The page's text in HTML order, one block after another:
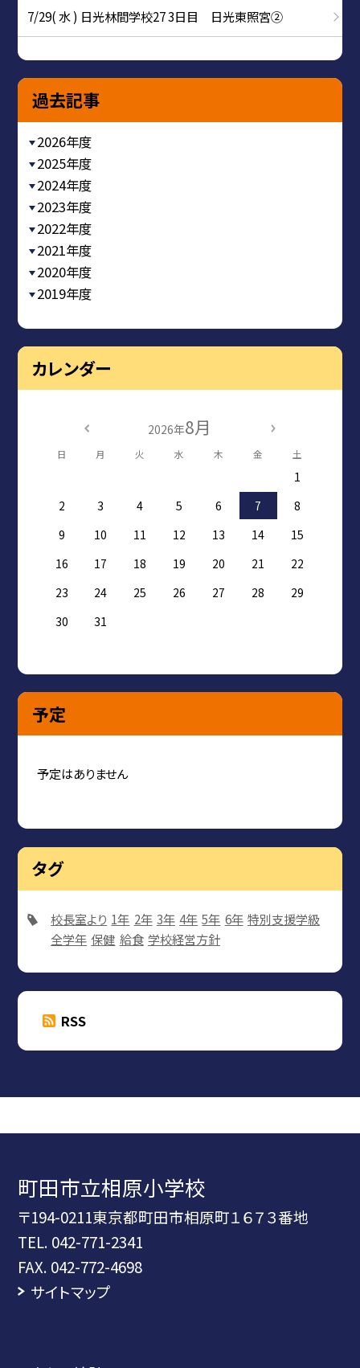
7/29( 水 ) 日光林間学校27 3日目 日光東照宮②
過去記事
2026年度
2025年度
2024年度
2023年度
2022年度
2021年度
2020年度
2019年度
カレンダー
2026年8月
日 月 火 水 木 金 土
1
2
3 4 5 6 7
8
9
10 11 12 13 14
15
16
17 18 19 20 21
22
23
24 25 26 27 28
29
30
31
予定
予定はありません
タグ
校長室より 1年 2年 3年 4年 5年 6年 特別支援学級
全学年 保健 給食 学校経営方針
RSS
町田市立相原小学校
〒194-0211東京都町田市相原町１６７３番地
TEL. 042-771-2341
FAX. 042-772-4698
サイトマップ